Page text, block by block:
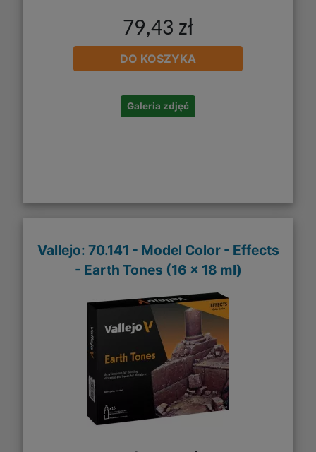
79,43 zł
DO KOSZYKA
Galeria zdjęć
Vallejo: 70.141 - Model Color - Effects
- Earth Tones (16 x 18 ml)